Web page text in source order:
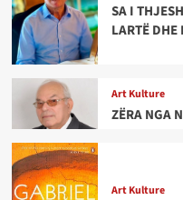
SA I
LARTË DHE
Art Kulture
ZËRA NGA
Art Kulture